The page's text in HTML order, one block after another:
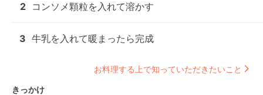
2 コンソメ顆粒を入れて溶かす
3 牛乳を入れて暖まったら完成
お料理する上で知っていただきたいこと
きっかけ